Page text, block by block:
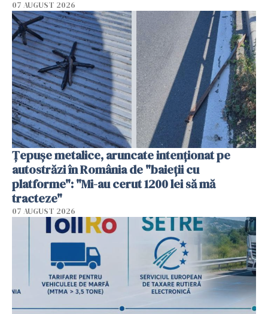
07 AUGUST 2026
Țepușe metalice, aruncate intenționat pe
autostrăzi în România de "baieții cu
platforme": "Mi-au cerut 1200 lei să mă
tracteze"
07 AUGUST 2026